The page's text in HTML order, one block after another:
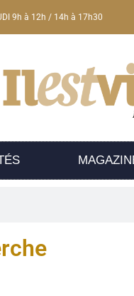
9h à 12h / 14h à 17h30